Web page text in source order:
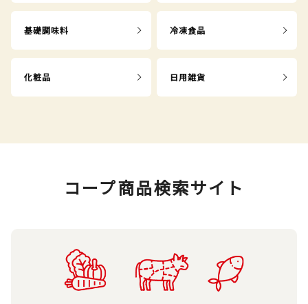
基礎調味料 冷凍食品
化粧品 日用雑貨
コープ商品検索サイト